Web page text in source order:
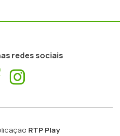
redes sociais
Facebook
RTP Play